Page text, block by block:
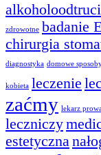
zdrowotne badanie
chirurgia
diagnostyka domowe
kobieta leczenie
zaćmy lekarz
leczniczy
estetyczna